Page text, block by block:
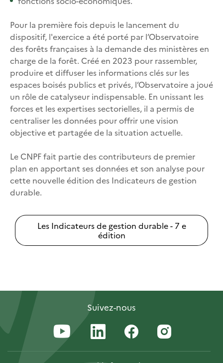
Pour la première fois depuis le lancement du
dispositif, l'exercice a été porté par l’Observatoire
des forêts françaises à la demande des ministères en
charge de la forêt. Créé en 2023 pour rassembler,
produire et diffuser les informations clés sur les
espaces boisés publics et privés, l’Observatoire a joué
un rôle de catalyseur indispensable. En unissant les
forces et les expertises sectorielles, il a permis de
centraliser les données pour offrir une vision
objective et partagée de la situation actuelle.
Le CNPF fait partie des contributeurs de premier
plan en apportant ses données et son analyse pour
cette nouvelle édition des Indicateurs de gestion
durable.
Les Indicateurs de gestion durable - 7 e
édition
Suivez-nous